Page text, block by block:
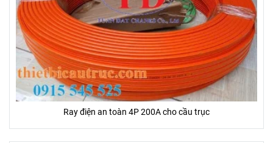
Ray điện an toàn 4P 200A cho cầu trục